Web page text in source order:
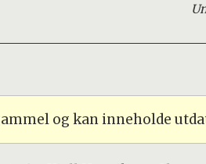
og kan inneholde